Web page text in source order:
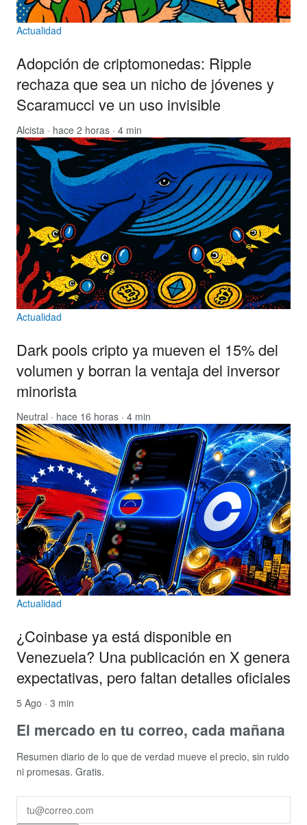
Actualidad
Adopción de criptomonedas: Ripple
rechaza que sea un nicho de jóvenes y
Scaramucci ve un uso invisible
Alcista · hace 2 horas · 4 min
Actualidad
Dark pools cripto ya mueven el 15% del
volumen y borran la ventaja del inversor
minorista
Neutral · hace 16 horas · 4 min
Actualidad
¿Coinbase ya está disponible en
Venezuela? Una publicación en X genera
expectativas, pero faltan detalles oficiales
5 Ago · 3 min
El mercado en tu correo, cada mañana
Resumen diario de lo que de verdad mueve el precio, sin ruido
ni promesas. Gratis.